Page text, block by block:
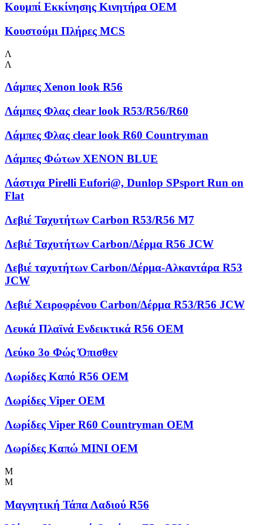
Κουμπί Εκκίνησης Κινητήρα OEM
Κουστούμι Πλήρες MCS
Λ
Λ
Λάμπες Xenon look R56
Λάμπες Φλας clear look R53/R56/R60
Λάμπες Φλας clear look R60 Countryman
Λάμπες Φώτων XENON BLUE
Λάστιχα Pirelli Eufori@, Dunlop SPsport Run on
Flat
Λεβιέ Ταχυτήτων Carbon R53/R56 M7
Λεβιέ Ταχυτήτων Carbon/Δέρμα R56 JCW
Λεβιέ ταχυτήτων Carbon/Δέρμα-Αλκαντάρα R53
JCW
Λεβιέ Χειροφρένου Carbon/Δέρμα R53/R56 JCW
Λευκά Πλαϊνά Ενδεικτικά R56 OEM
Λεύκο 3ο Φώς Όπισθεν
Λωρίδες Kαπό R56 OEM
Λωρίδες Viper OEM
Λωρίδες Viper R60 Countryman OEM
Λωρίδες Καπώ MINI OEM
Μ
Μ
Μαγνητική Τάπα Λαδιού R56